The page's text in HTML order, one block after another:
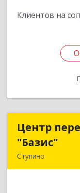
Клиентов на
Центр
"Базис"
Ступино
Центр